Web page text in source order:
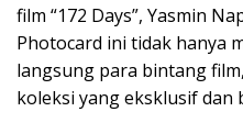
film “172 Days”, Yasmin
Photocard ini tidak hanya
langsung para bintang
koleksi yang eksklusif dan